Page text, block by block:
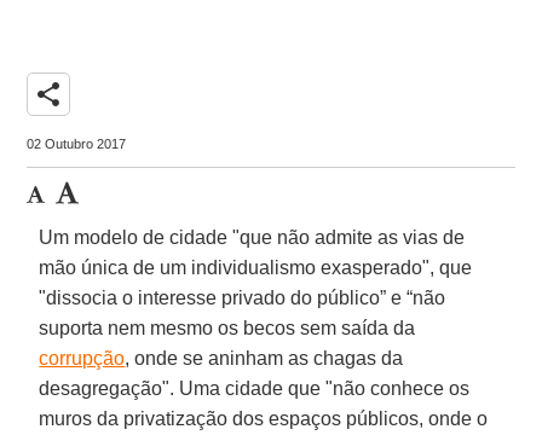
share
02 Outubro 2017
Um modelo de cidade "que não admite as vias de
mão única de um individualismo exasperado", que
"dissocia o interesse privado do público” e “não
suporta nem mesmo os becos sem saída da
corrupção, onde se aninham as chagas da
desagregação". Uma cidade que "não conhece os
muros da privatização dos espaços públicos, onde o